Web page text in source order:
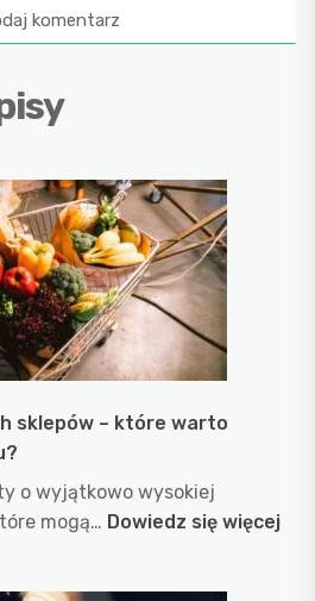
sklepów – które warto
o wyjątkowo wysokiej
mogą… Dowiedz się więcej: